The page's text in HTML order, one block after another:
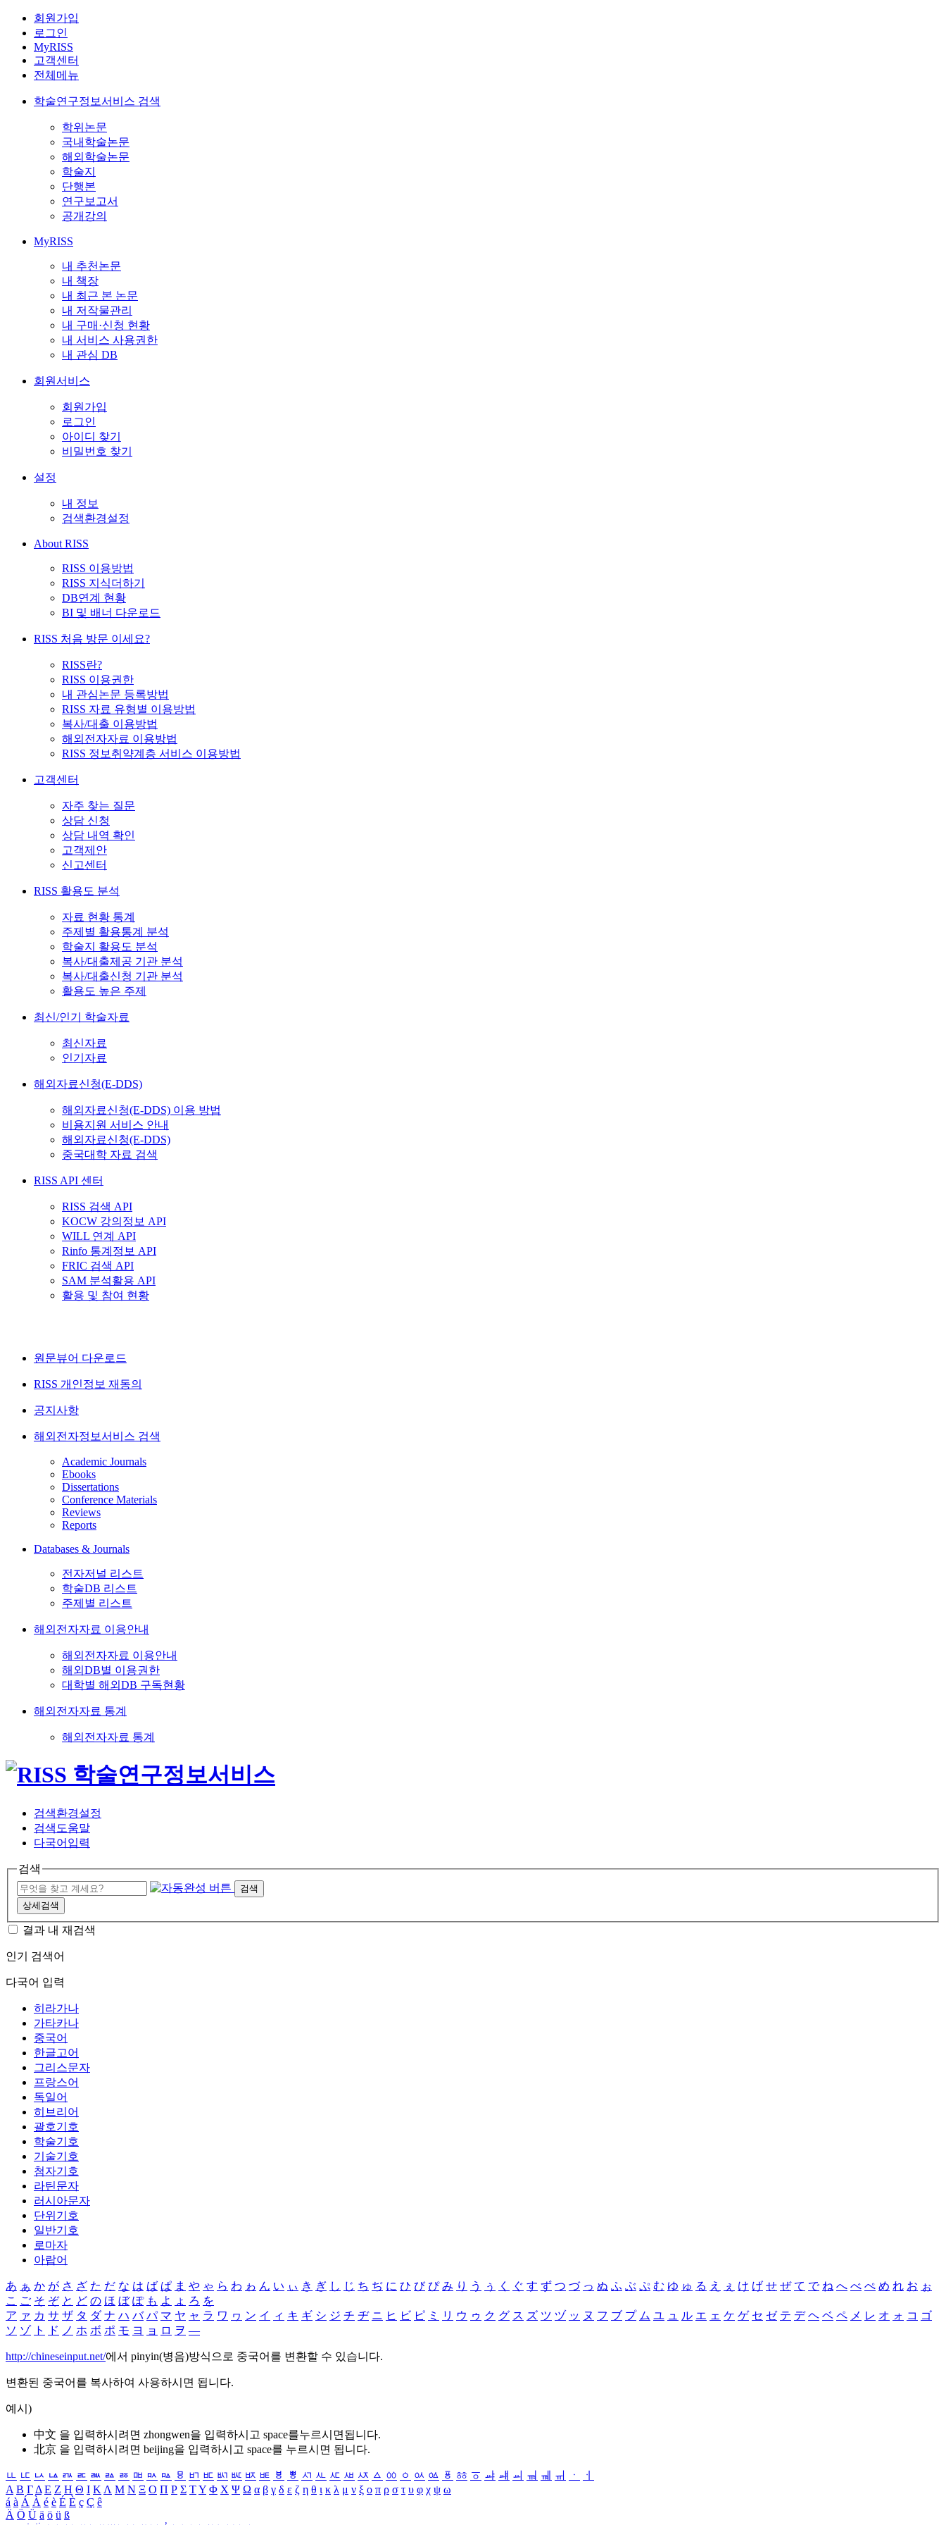
회원가입
로그인
MyRISS
고객센터
전체메뉴
학술연구정보서비스 검색
학위논문
국내학술논문
해외학술논문
학술지
단행본
연구보고서
공개강의
MyRISS
내 추천논문
내 책장
내 최근 본 논문
내 저작물관리
내 구매·신청 현황
내 서비스 사용권한
내 관심 DB
회원서비스
회원가입
로그인
아이디 찾기
비밀번호 찾기
설정
내 정보
검색환경설정
About RISS
RISS 이용방법
RISS 지식더하기
DB연계 현황
BI 및 배너 다운로드
RISS 처음 방문 이세요?
RISS란?
RISS 이용권한
내 관심논문 등록방법
RISS 자료 유형별 이용방법
복사/대출 이용방법
해외전자자료 이용방법
RISS 정보취약계층 서비스 이용방법
고객센터
자주 찾는 질문
상담 신청
상담 내역 확인
고객제안
신고센터
RISS 활용도 분석
자료 현황 통계
주제별 활용통계 분석
학술지 활용도 분석
복사/대출제공 기관 분석
복사/대출신청 기관 분석
활용도 높은 주제
최신/인기 학술자료
최신자료
인기자료
해외자료신청(E-DDS)
해외자료신청(E-DDS) 이용 방법
비용지원 서비스 안내
해외자료신청(E-DDS)
중국대학 자료 검색
RISS API 센터
RISS 검색 API
KOCW 강의정보 API
WILL 연계 API
Rinfo 통계정보 API
FRIC 검색 API
SAM 분석활용 API
활용 및 참여 현황
원문뷰어 다운로드
RISS 개인정보 재동의
공지사항
해외전자정보서비스 검색
Academic Journals
Ebooks
Dissertations
Conference Materials
Reviews
Reports
Databases & Journals
전자저널 리스트
학술DB 리스트
주제별 리스트
해외전자자료 이용안내
해외전자자료 이용안내
해외DB별 이용권한
대학별 해외DB 구독현황
해외전자자료 통계
해외전자자료 통계
검색환경설정
검색도움말
다국어입력
검색
검색
상세검색
결과 내 재검색
인기 검색어
다국어 입력
히라가나
가타카나
중국어
한글고어
그리스문자
프랑스어
독일어
히브리어
괄호기호
학술기호
기술기호
첨자기호
라틴문자
러시아문자
단위기호
일반기호
로마자
아랍어
あ ぁ か が さ ざ た だ な は ば ぱ ま や ゃ ら わ ゎ ん い ぃ き ぎ し じ ち ぢ に ひ び ぴ み り う ぅ く ぐ す ず つ づ っ ぬ ふ ぶ ぷ む ゆ ゅ る え ぇ け げ せ ぜ て で ね へ べ ぺ め れ お ぉ
こ ご そ ぞ と ど の ほ ぼ ぽ も よ ょ ろ を
ア ァ カ サ ザ タ ダ ナ ハ バ パ マ ヤ ャ ラ ワ ヮ ン イ ィ キ ギ シ ジ チ ヂ ニ ヒ ビ ピ ミ リ ウ ゥ ク グ ス ズ ツ ヅ ッ ヌ フ ブ プ ム ユ ュ ル エ ェ ケ ゲ セ ゼ テ デ ヘ ベ ペ メ レ オ ォ コ ゴ
ソ ゾ ト ド ノ ホ ボ ポ モ ヨ ョ ロ ヲ ―
http://chineseinput.net/에서 pinyin(병음)방식으로 중국어를 변환할 수 있습니다.
변환된 중국어를 복사하여 사용하시면 됩니다.
예시)
中文 을 입력하시려면 zhongwen을 입력하시고 space를누르시면됩니다.
北京 을 입력하시려면 beijing을 입력하시고 space를 누르시면 됩니다.
ㅥ ㅦ ㅧ ㅨ ㅩ ㅪ ㅫ ㅬ ㅭ ㅮ ㅯ ㅰ ㅱ ㅲ ㅳ ㅴ ㅵ ㅶ ㅷ ㅸ ㅹ ㅺ ㅻ ㅼ ㅽ ㅾ ㅿ ㆀ ㆁ ㆂ ㆃ ㆄ ㆅ ㆆ ㆇ ㆈ ㆉ ㆊ ㆋ ㆌ ㆍ
ㆎ
Α Β ΓΔ Ε Ζ Η Θ Ι ΚΛ Μ Ν Ξ Ο Π Ρ Σ ΤΥ Φ Χ Ψ Ω α β γ δ ε ζ η θ ι κ λ μ ν ξ ο π ρ σ τ υ φ χ ψ ω
á à Á À é è É È ç Ç ê
Ä Ö Ü ä ö ü ß